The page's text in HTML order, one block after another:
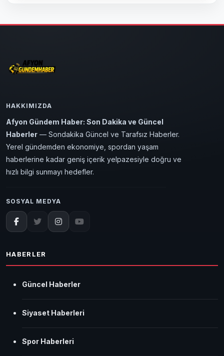
HAKKIMIZDA
Afyon Gündem Haber: Son Dakika ve Güncel
Haberler — Sondakika Güncel ve Tarafsız Haberler.
Yerel gündemden ekonomiye, spordan yaşam
haberlerine kadar geniş içerik yelpazesiyle doğru ve
hızlı bilgi sunmayı hedefler.
SOSYAL MEDYA
HABERLER
Güncel Haberler
Siyaset Haberleri
Spor Haberleri